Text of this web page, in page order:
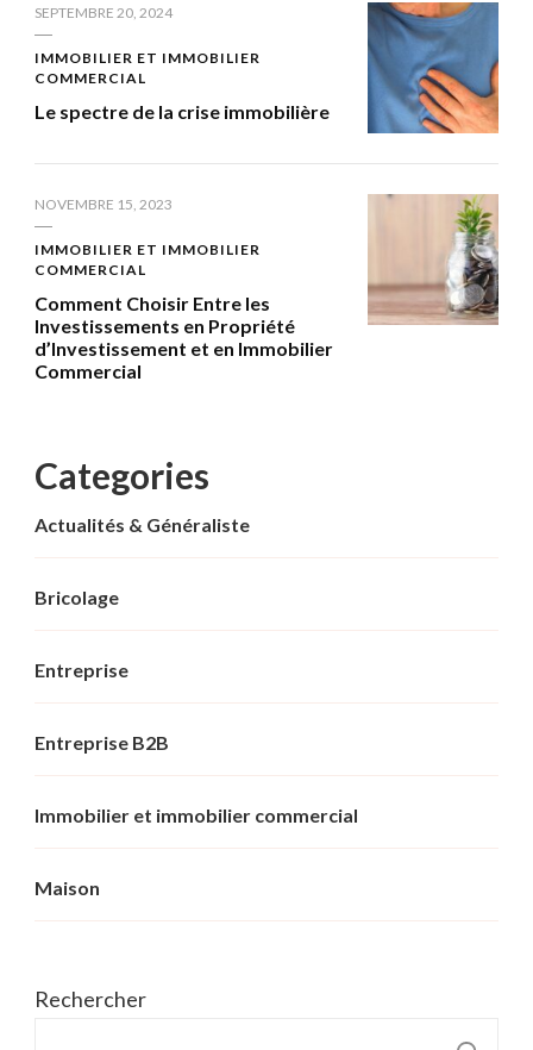
SEPTEMBRE 20, 2024
IMMOBILIER ET IMMOBILIER
COMMERCIAL
Le spectre de la crise immobilière
NOVEMBRE 15, 2023
IMMOBILIER ET IMMOBILIER
COMMERCIAL
Comment Choisir Entre les
Investissements en Propriété
d’Investissement et en Immobilier
Commercial
Categories
Actualités & Généraliste
Bricolage
Entreprise
Entreprise B2B
Immobilier et immobilier commercial
Maison
Rechercher